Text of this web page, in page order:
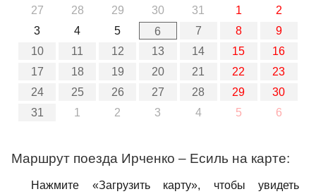
27
28 29 30 31 1
2
3
4 5 6 7 8
9
10
11 12 13 14 15
16
17
18 19 20 21 22
23
24
25 26 27 28 29
30
31
1 2 3 4 5 6
Маршрут поезда Ирченко – Есиль на карте:
Нажмите «Загрузить карту», чтобы увидеть